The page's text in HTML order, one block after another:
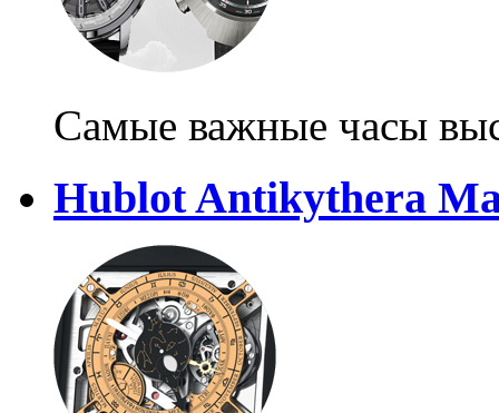
Самые важные часы
Hublot Antikythera